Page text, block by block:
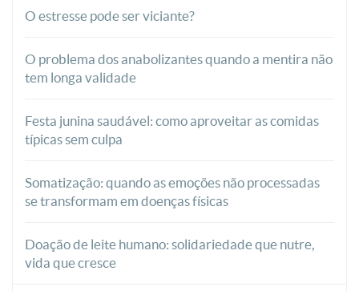
O estresse pode ser viciante?
O problema dos anabolizantes quando a mentira não
tem longa validade
Festa junina saudável: como aproveitar as comidas
típicas sem culpa
Somatização: quando as emoções não processadas
se transformam em doenças físicas
Doação de leite humano: solidariedade que nutre,
vida que cresce